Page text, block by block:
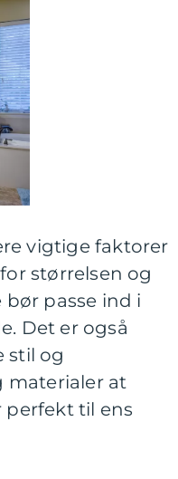
vigtige faktorer
størrelsen og
passe ind i
Det er også
stil og
materialer at
perfekt til ens